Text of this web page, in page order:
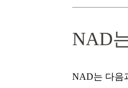
NAD
NAD는 다음